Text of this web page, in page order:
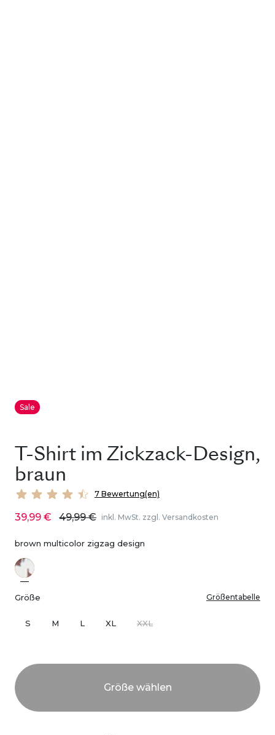
Sale
T-Shirt im Zickzack-Design,
braun
7 Bewertung(en)
39,99 € 49,99 € inkl. MwSt. zzgl. Versandkosten
brown multicolor zigzag design
Größe Größentabelle
S M L XL XXL